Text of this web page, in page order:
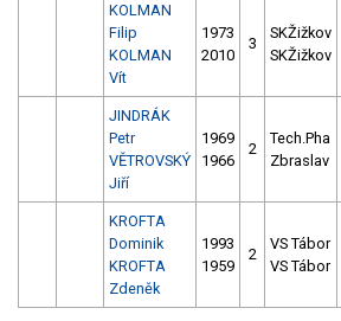
KOLMAN
Filip
KOLMAN
Vít
1973
2010
3
SKŽižkov
SKŽižkov
JINDRÁK
Petr
VĚTROVSKÝ
Jiří
1969
1966
2
Tech.Pha
Zbraslav
KROFTA
Dominik
KROFTA
Zdeněk
1993
1959
2
VS Tábor
VS Tábor